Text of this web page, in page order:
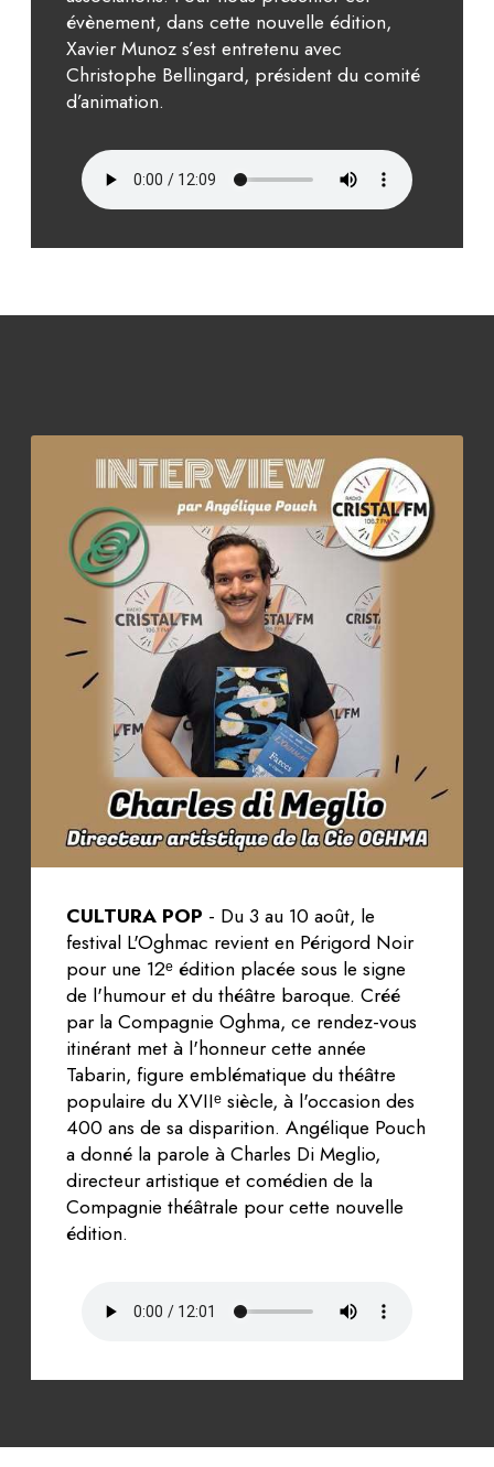
évènement, dans cette nouvelle édition,
Xavier Munoz s’est entretenu avec
Christophe Bellingard, président du comité
d’animation.
CULTURA POP - Du 3 au 10 août, le
festival L'Oghmac revient en Périgord Noir
pour une 12ᵉ édition placée sous le signe
de l'humour et du théâtre baroque. Créé
par la Compagnie Oghma, ce rendez-vous
itinérant met à l'honneur cette année
Tabarin, figure emblématique du théâtre
populaire du XVIIᵉ siècle, à l'occasion des
400 ans de sa disparition. Angélique Pouch
a donné la parole à Charles Di Meglio,
directeur artistique et comédien de la
Compagnie théâtrale pour cette nouvelle
édition.